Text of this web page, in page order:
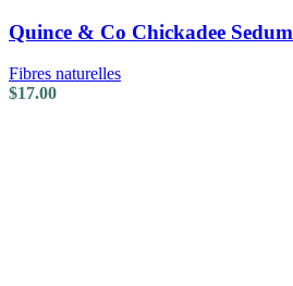
Quince & Co Chickadee Sedum
Fibres naturelles
$17.00